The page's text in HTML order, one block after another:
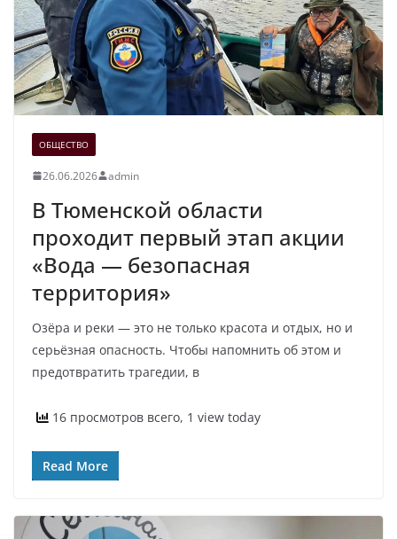
ОБЩЕСТВО
26.06.2026 admin
В Тюменской области
проходит первый этап акции
«Вода — безопасная
территория»
Озёра и реки — это не только красота и отдых, но и
серьёзная опасность. Чтобы напомнить об этом и
предотвратить трагедии, в
16 просмотров всего, 1 view today
Read More